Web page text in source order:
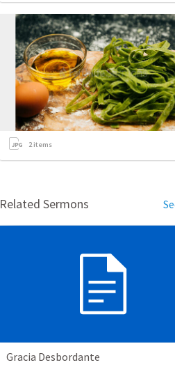
2items
Related Sermons
Gracia Desbordante